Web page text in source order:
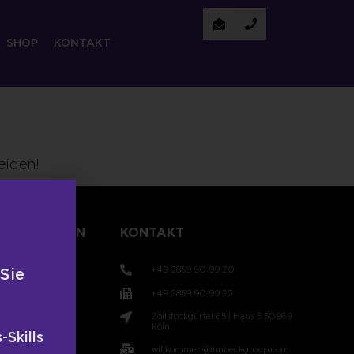
SHOP KONTAKT
KONTAKT
+49 2859 90 99 20
+49 2859 90 99 22
Zollstockgürtel 65 | Haus 5 50969
Köln
willkommen@limbeckgroup.com
Skills